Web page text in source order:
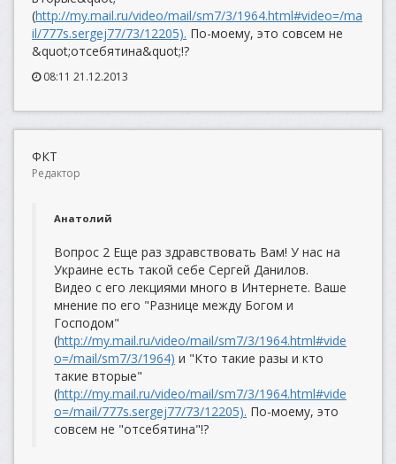
(http://my.mail.ru/video/mail/sm7/3/1964.html#video=/ma
il/777s.sergej77/73/12205). По-моему, это совсем не
&quot;отсебятина&quot;!?
08:11 21.12.2013
ФКТ
Редактор
Анатолий
Вопрос 2 Еще раз здравствовать Вам! У нас на
Украине есть такой себе Сергей Данилов.
Видео с его лекциями много в Интернете. Ваше
мнение по его "Разнице между Богом и
Господом"
(http://my.mail.ru/video/mail/sm7/3/1964.html#vide
o=/mail/sm7/3/1964) и "Кто такие разы и кто
такие вторые"
(http://my.mail.ru/video/mail/sm7/3/1964.html#vide
o=/mail/777s.sergej77/73/12205). По-моему, это
совсем не "отсебятина"!?